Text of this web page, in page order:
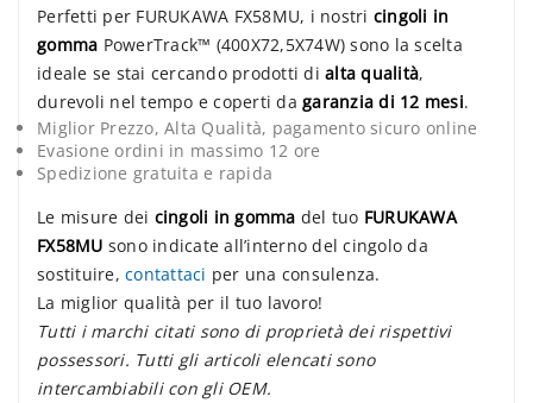
Perfetti per FURUKAWA FX58MU, i nostri cingoli in
gomma PowerTrack™ (400X72,5X74W) sono la scelta
ideale se stai cercando prodotti di alta qualità,
durevoli nel tempo e coperti da garanzia di 12 mesi.
Miglior Prezzo, Alta Qualità, pagamento sicuro online
Evasione ordini in massimo 12 ore
Spedizione gratuita e rapida
Le misure dei cingoli in gomma del tuo FURUKAWA
FX58MU sono indicate all’interno del cingolo da
sostituire, contattaci per una consulenza.
La miglior qualità per il tuo lavoro!
Tutti i marchi citati sono di proprietà dei rispettivi
possessori. Tutti gli articoli elencati sono
intercambiabili con gli OEM.